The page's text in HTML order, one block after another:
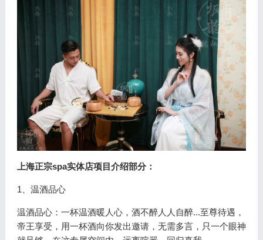
上海正宗spa实体店项目介绍部分：
1、温酒品心
温酒品心：一杯温酒暖人心，酒不醉人人自醉...至尊待遇，
帝王享受，用一杯酒向你发出邀请，无需多言，只一个眼神